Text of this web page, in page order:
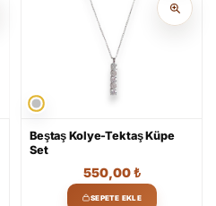
Beştaş Kolye-Tektaş Küpe
Set
550,00₺
SEPETE EKLE